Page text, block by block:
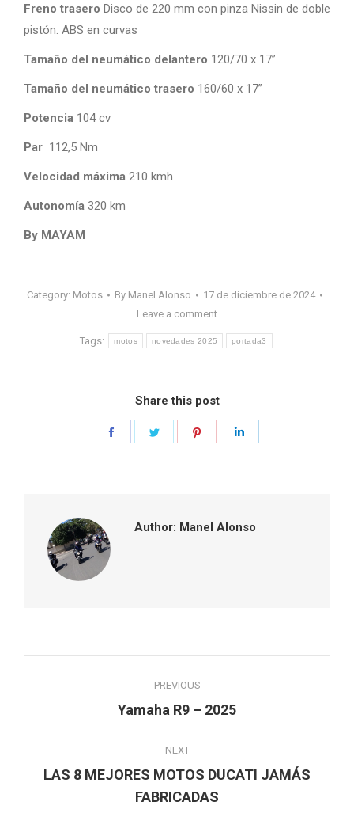
Freno trasero Disco de 220 mm con pinza Nissin de doble
pistón. ABS en curvas
Tamaño del neumático delantero 120/70 x 17”
Tamaño del neumático trasero 160/60 x 17”
Potencia 104 cv
Par 112,5 Nm
Velocidad máxima 210 kmh
Autonomía 320 km
By MAYAM
Category: Motos By Manel Alonso
17 de diciembre de 2024
Leave a comment
Tags: motos novedades 2025 portada3
Share this post
Author: Manel Alonso
navigation
PREVIOUS
Previous
Yamaha R9 – 2025
NEXT
Next
post:
LAS 8 MEJORES MOTOS DUCATI JAMÁS
FABRICADAS